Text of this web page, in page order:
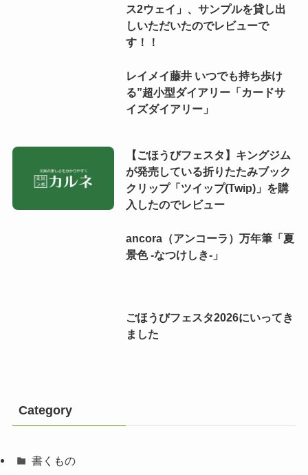
ス2ウェイ」、サンプルを貸し出
しいただいたのでレビューで
す！！
レイメイ藤井 いつでも持ち歩け
る”超小型ダイアリー「カードサ
イズダイアリー」
【ごほうびフェスタ】キングジム
が発売している折りたたみブック
クリップ「ツイップ(Twip)」を購
入したのでレビュー
ancora（アンコーラ）万年筆「夏
景色 -なつけしき-」
ごほうびフェスタ2026にいってき
ました
Category
書くもの